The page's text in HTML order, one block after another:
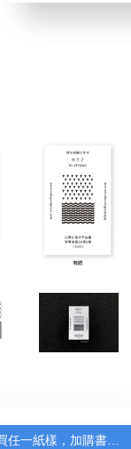
購買任一紙樣，加購書籤半價優惠中！